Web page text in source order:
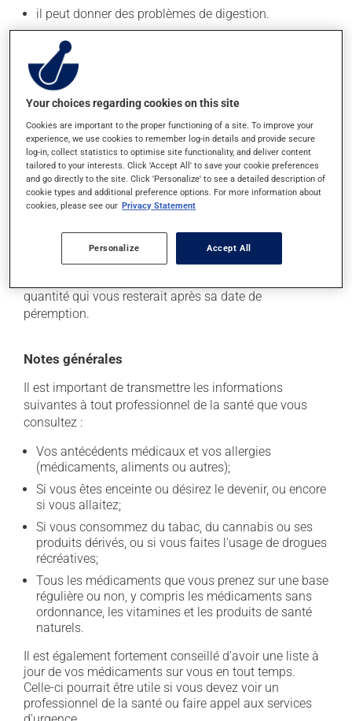
il peut donner des problèmes de digestion.
Chaque personne peut réagir différemment à un
traitement. Si vous croyez que ce produit est la cause
d'un problème qui vous incommode, qu'il soit
mentionné ici ou non, discutez-en avec votre
professionnel(le) de la santé. Il ou elle peut vous aider
à déterminer si votre traitement en est effectivement la
cause et, au besoin, vous aider à bien gérer la situation.
Conservation
Comme la plupart des médicaments, vous devriez
Conservez-le dans un endroit sécuritaire où il ne sera
pas exposé à la chaleur, à l'humidité ou à la lumière du
quantité qui vous resterait après sa date de
péremption.
Notes générales
Il est important de transmettre les informations
suivantes à tout professionnel de la santé que vous
consultez :
Vos antécédents médicaux et vos allergies
(médicaments, aliments ou autres);
Si vous êtes enceinte ou désirez le devenir, ou encore
si vous allaitez;
Si vous consommez du tabac, du cannabis ou ses
produits dérivés, ou si vous faites l'usage de drogues
récréatives;
Tous les médicaments que vous prenez sur une base
régulière ou non, y compris les médicaments sans
ordonnance, les vitamines et les produits de santé
naturels.
Il est également fortement conseillé d'avoir une liste à
jour de vos médicaments sur vous en tout temps.
Celle-ci pourrait être utile si vous devez voir un
professionnel de la santé ou faire appel aux services
Your choices regarding cookies on this site
Cookies are important to the proper functioning of a site. To improve your
experience, we use cookies to remember log-in details and provide secure
log-in, collect statistics to optimise site functionality, and deliver content
tailored to your interests. Click 'Accept All' to save your cookie preferences
and go directly to the site. Click 'Personalize' to see a detailed description of
cookie types and additional preference options. For more information about
cookies, please see our Privacy Statement
Personalize Accept All